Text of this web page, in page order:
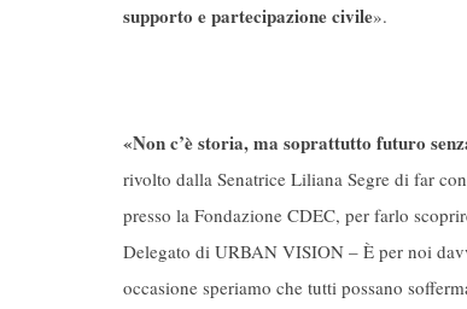
supporto e partecipazione civile».
«Non c’è storia, ma soprattutto futuro
rivolto dalla Senatrice Liliana Segre di far
presso la Fondazione CDEC, per farlo
Delegato di URBAN VISION – È per noi
occasione speriamo che tutti possano